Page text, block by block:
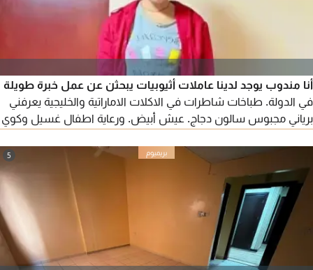
أنا مندوب يوجد لدينا عاملات أثيوبيات يبحثن عن عمل خبرة طويلة
في الدولة. طباخات شاطرات في الاكلات الاماراتية والخليجية يعرفني
برياني مجبوس سالون دجاج. عيش أبيض. ورعاية اطفال غسيل وكوي
زيارة أول مرة في الدولة. أمينات وموثوق بهم
5